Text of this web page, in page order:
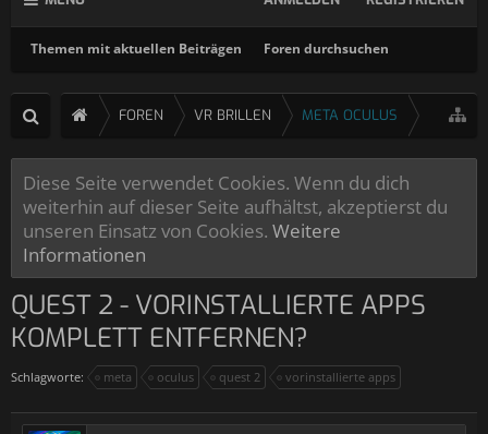
Themen mit aktuellen Beiträgen Foren durchsuchen
FOREN VR BRILLEN META OCULUS
Diese Seite verwendet Cookies. Wenn du dich
weiterhin auf dieser Seite aufhältst, akzeptierst du
unseren Einsatz von Cookies. Weitere
Informationen
QUEST 2 - VORINSTALLIERTE APPS
KOMPLETT ENTFERNEN?
Schlagworte: meta oculus quest 2 vorinstallierte apps